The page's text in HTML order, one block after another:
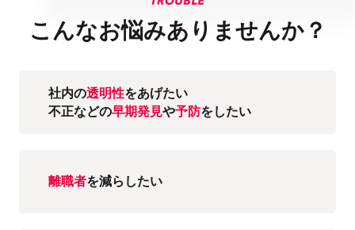
こんなお悩みありませんか？
社内の透明性をあげたい
不正などの早期発見や予防をしたい
離職者を減らしたい